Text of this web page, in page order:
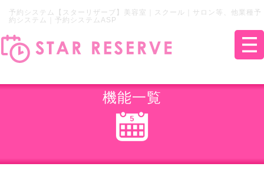
予約システム【スターリザーブ】美容室｜スクール｜サロン等、他業種予
約システム｜予約システムASP
機能一覧